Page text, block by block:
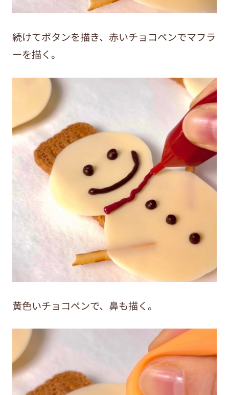
続けてボタンを描き、赤いチョコペンでマフラ
ーを描く。
黄色いチョコペンで、鼻も描く。